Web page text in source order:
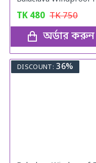
TK 480 TK750
অর্ডার করুন
DISCOUNT: 36%